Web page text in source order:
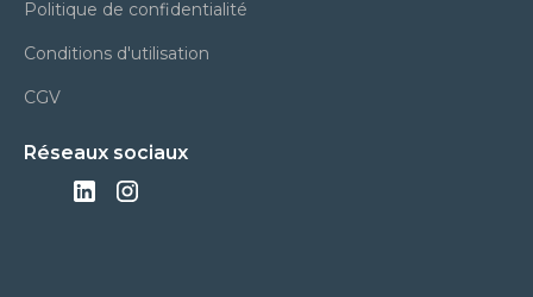
Politique de confidentialité
Conditions d'utilisation
CGV
Réseaux sociaux